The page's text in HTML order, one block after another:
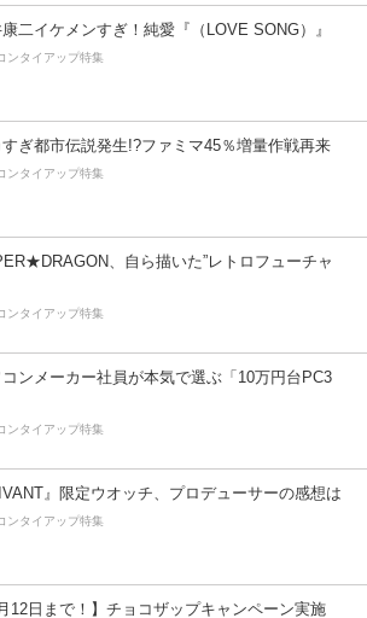
二イケメンすぎ！純愛『（LOVE SONG）』
ンタイアップ特集
ぎ都市伝説発生!?ファミマ45％増量作戦再来
ンタイアップ特集
、自ら描いた”レトロフューチャ
ンタイアップ特集
ンメーカー社員が本気で選ぶ「10万円台PC3
ンタイアップ特集
』限定ウオッチ、プロデューサーの感想は
ンタイアップ特集
月12日まで！】チョコザップキャンペーン実施